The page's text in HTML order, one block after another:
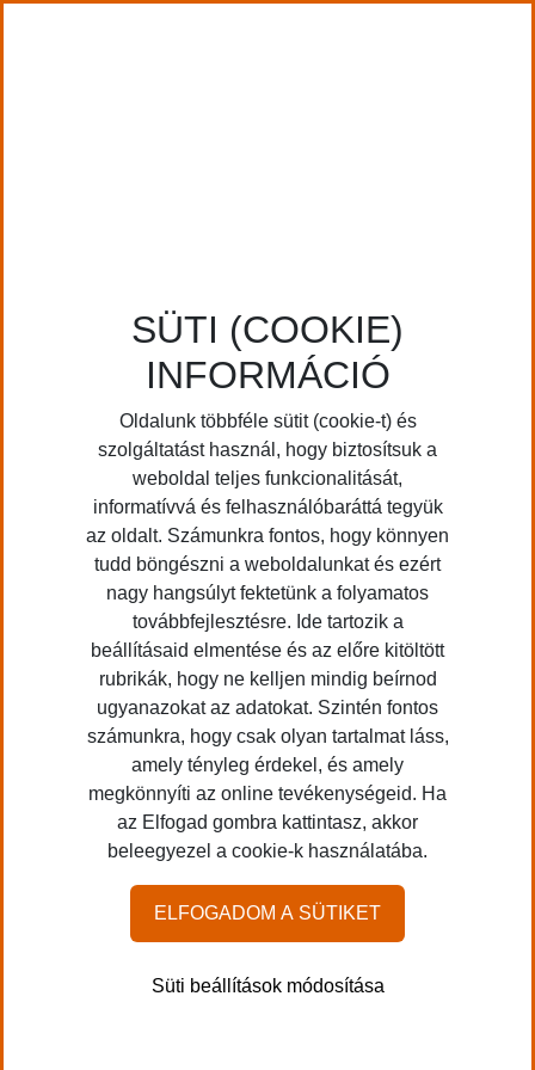
Application error: a client-side exception has occurred (see the
browser console for more information).
SÜTI (COOKIE)
INFORMÁCIÓ
Oldalunk többféle sütit (cookie-t) és
szolgáltatást használ, hogy biztosítsuk a
weboldal teljes funkcionalitását,
informatívvá és felhasználóbaráttá tegyük
az oldalt. Számunkra fontos, hogy könnyen
tudd böngészni a weboldalunkat és ezért
nagy hangsúlyt fektetünk a folyamatos
továbbfejlesztésre. Ide tartozik a
beállításaid elmentése és az előre kitöltött
rubrikák, hogy ne kelljen mindig beírnod
ugyanazokat az adatokat. Szintén fontos
számunkra, hogy csak olyan tartalmat láss,
amely tényleg érdekel, és amely
megkönnyíti az online tevékenységeid. Ha
az Elfogad gombra kattintasz, akkor
beleegyezel a cookie-k használatába.
ELFOGADOM A SÜTIKET
Süti beállítások módosítása